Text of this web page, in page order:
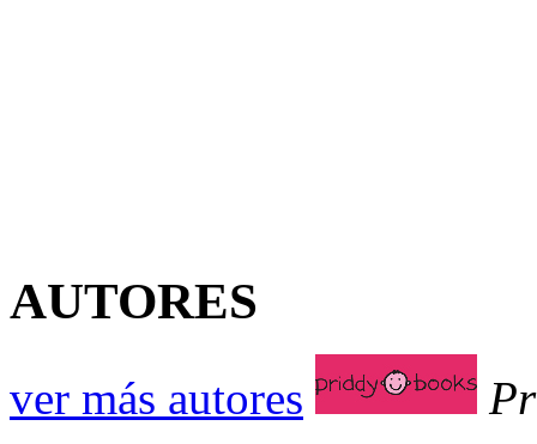
AUTORES
ver más autores